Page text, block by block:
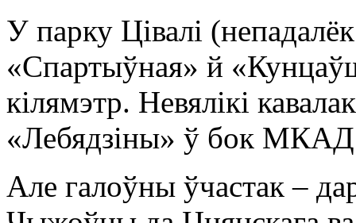
У парку Цівалі
«Спартыўная» й
кілямэтр. Невялікі
«Лебядзіны» ў бок
Але галоўны ўчастак –